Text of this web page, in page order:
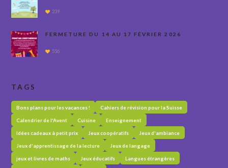
239
FERMETURE DU 14 AU 17 FÉVRIER 2026
556
TAGS
Bons plans pour les vacances ! Cahiers de révision pour la Suisse
Calendrier de l'Avent Cuisine Enseignement
Idées cadeaux à petit prix Jeux coopératifs Jeux d'ambiance
Jeux d'apprentissage de la lecture Jeux de langage
jeux et livres de maths Jeux éducatifs Langues étrangères